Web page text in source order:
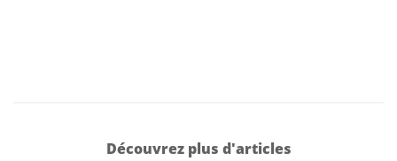
Découvrez plus d'articles